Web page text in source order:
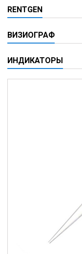
RENTGEN
ВИЗИОГРАФ
ИНДИКАТОРЫ